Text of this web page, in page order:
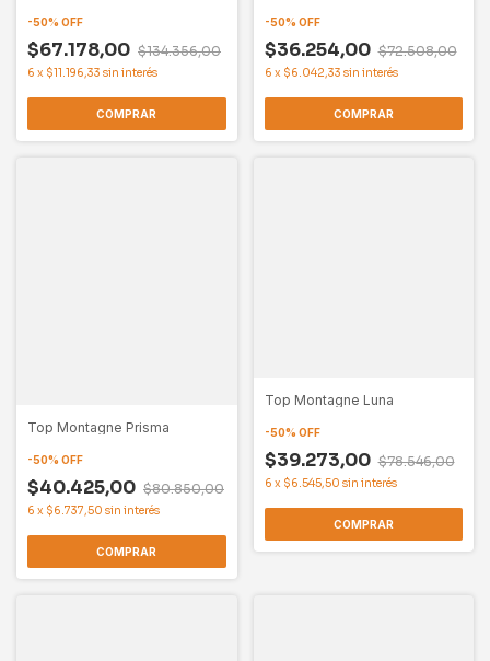
-50% OFF
$67.178,00 $134.356,00
6 x $11.196,33 sin interés
COMPRAR
-50% OFF
$36.254,00 $72.508,00
6 x $6.042,33 sin interés
COMPRAR
Top Montagne Prisma
-50% OFF
$40.425,00 $80.850,00
6 x $6.737,50 sin interés
COMPRAR
Top Montagne Luna
-50% OFF
$39.273,00 $78.546,00
6 x $6.545,50 sin interés
COMPRAR